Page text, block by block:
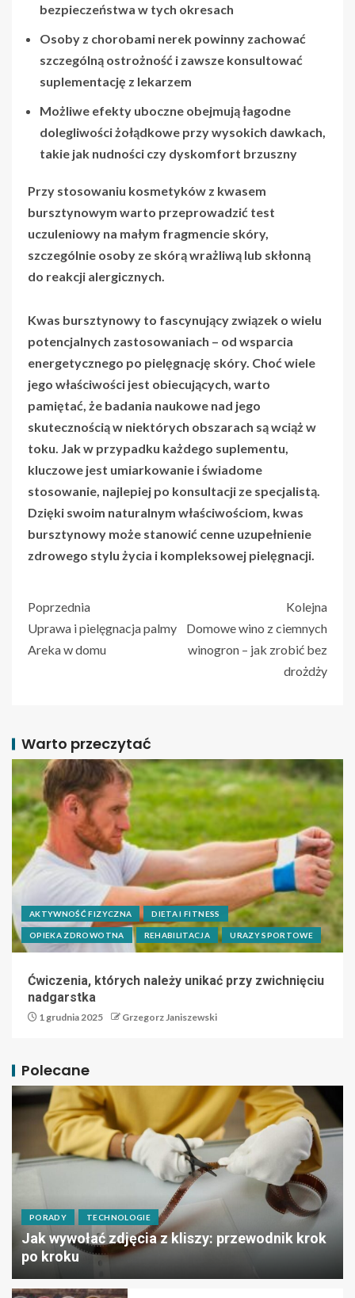
bezpieczeństwa w tych okresach
Osoby z chorobami nerek powinny zachować
szczególną ostrożność i zawsze konsultować
suplementację z lekarzem
Możliwe efekty uboczne obejmują łagodne
dolegliwości żołądkowe przy wysokich dawkach,
takie jak nudności czy dyskomfort brzuszny
Przy stosowaniu kosmetyków z kwasem
bursztynowym warto przeprowadzić test
uczuleniowy na małym fragmencie skóry,
szczególnie osoby ze skórą wrażliwą lub skłonną
do reakcji alergicznych.
Kwas bursztynowy to fascynujący związek o wielu
potencjalnych zastosowaniach – od wsparcia
energetycznego po pielęgnację skóry. Choć wiele
jego właściwości jest obiecujących, warto
pamiętać, że badania naukowe nad jego
skutecznością w niektórych obszarach są wciąż w
toku. Jak w przypadku każdego suplementu,
kluczowe jest umiarkowanie i świadome
stosowanie, najlepiej po konsultacji ze specjalistą.
Dzięki swoim naturalnym właściwościom, kwas
bursztynowy może stanowić cenne uzupełnienie
zdrowego stylu życia i kompleksowej pielęgnacji.
Poprzednia
Uprawa i pielęgnacja palmy
Areka w domu
Kolejna
Domowe wino z ciemnych
winogron – jak zrobić bez
drożdży
Warto przeczytać
AKTYWNOŚĆ FIZYCZNA DIETA I FITNESS
OPIEKA ZDROWOTNA REHABILITACJA URAZY SPORTOWE
Ćwiczenia, których należy unikać przy zwichnięciu
nadgarstka
1 grudnia 2025 Grzegorz Janiszewski
Polecane
PORADY TECHNOLOGIE
Jak wywołać zdjęcia z kliszy: przewodnik krok
po kroku